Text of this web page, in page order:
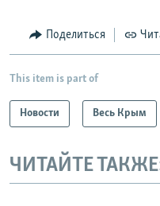
Поделиться
This item is part of
Новости Весь Крым
ЧИТАЙТЕ